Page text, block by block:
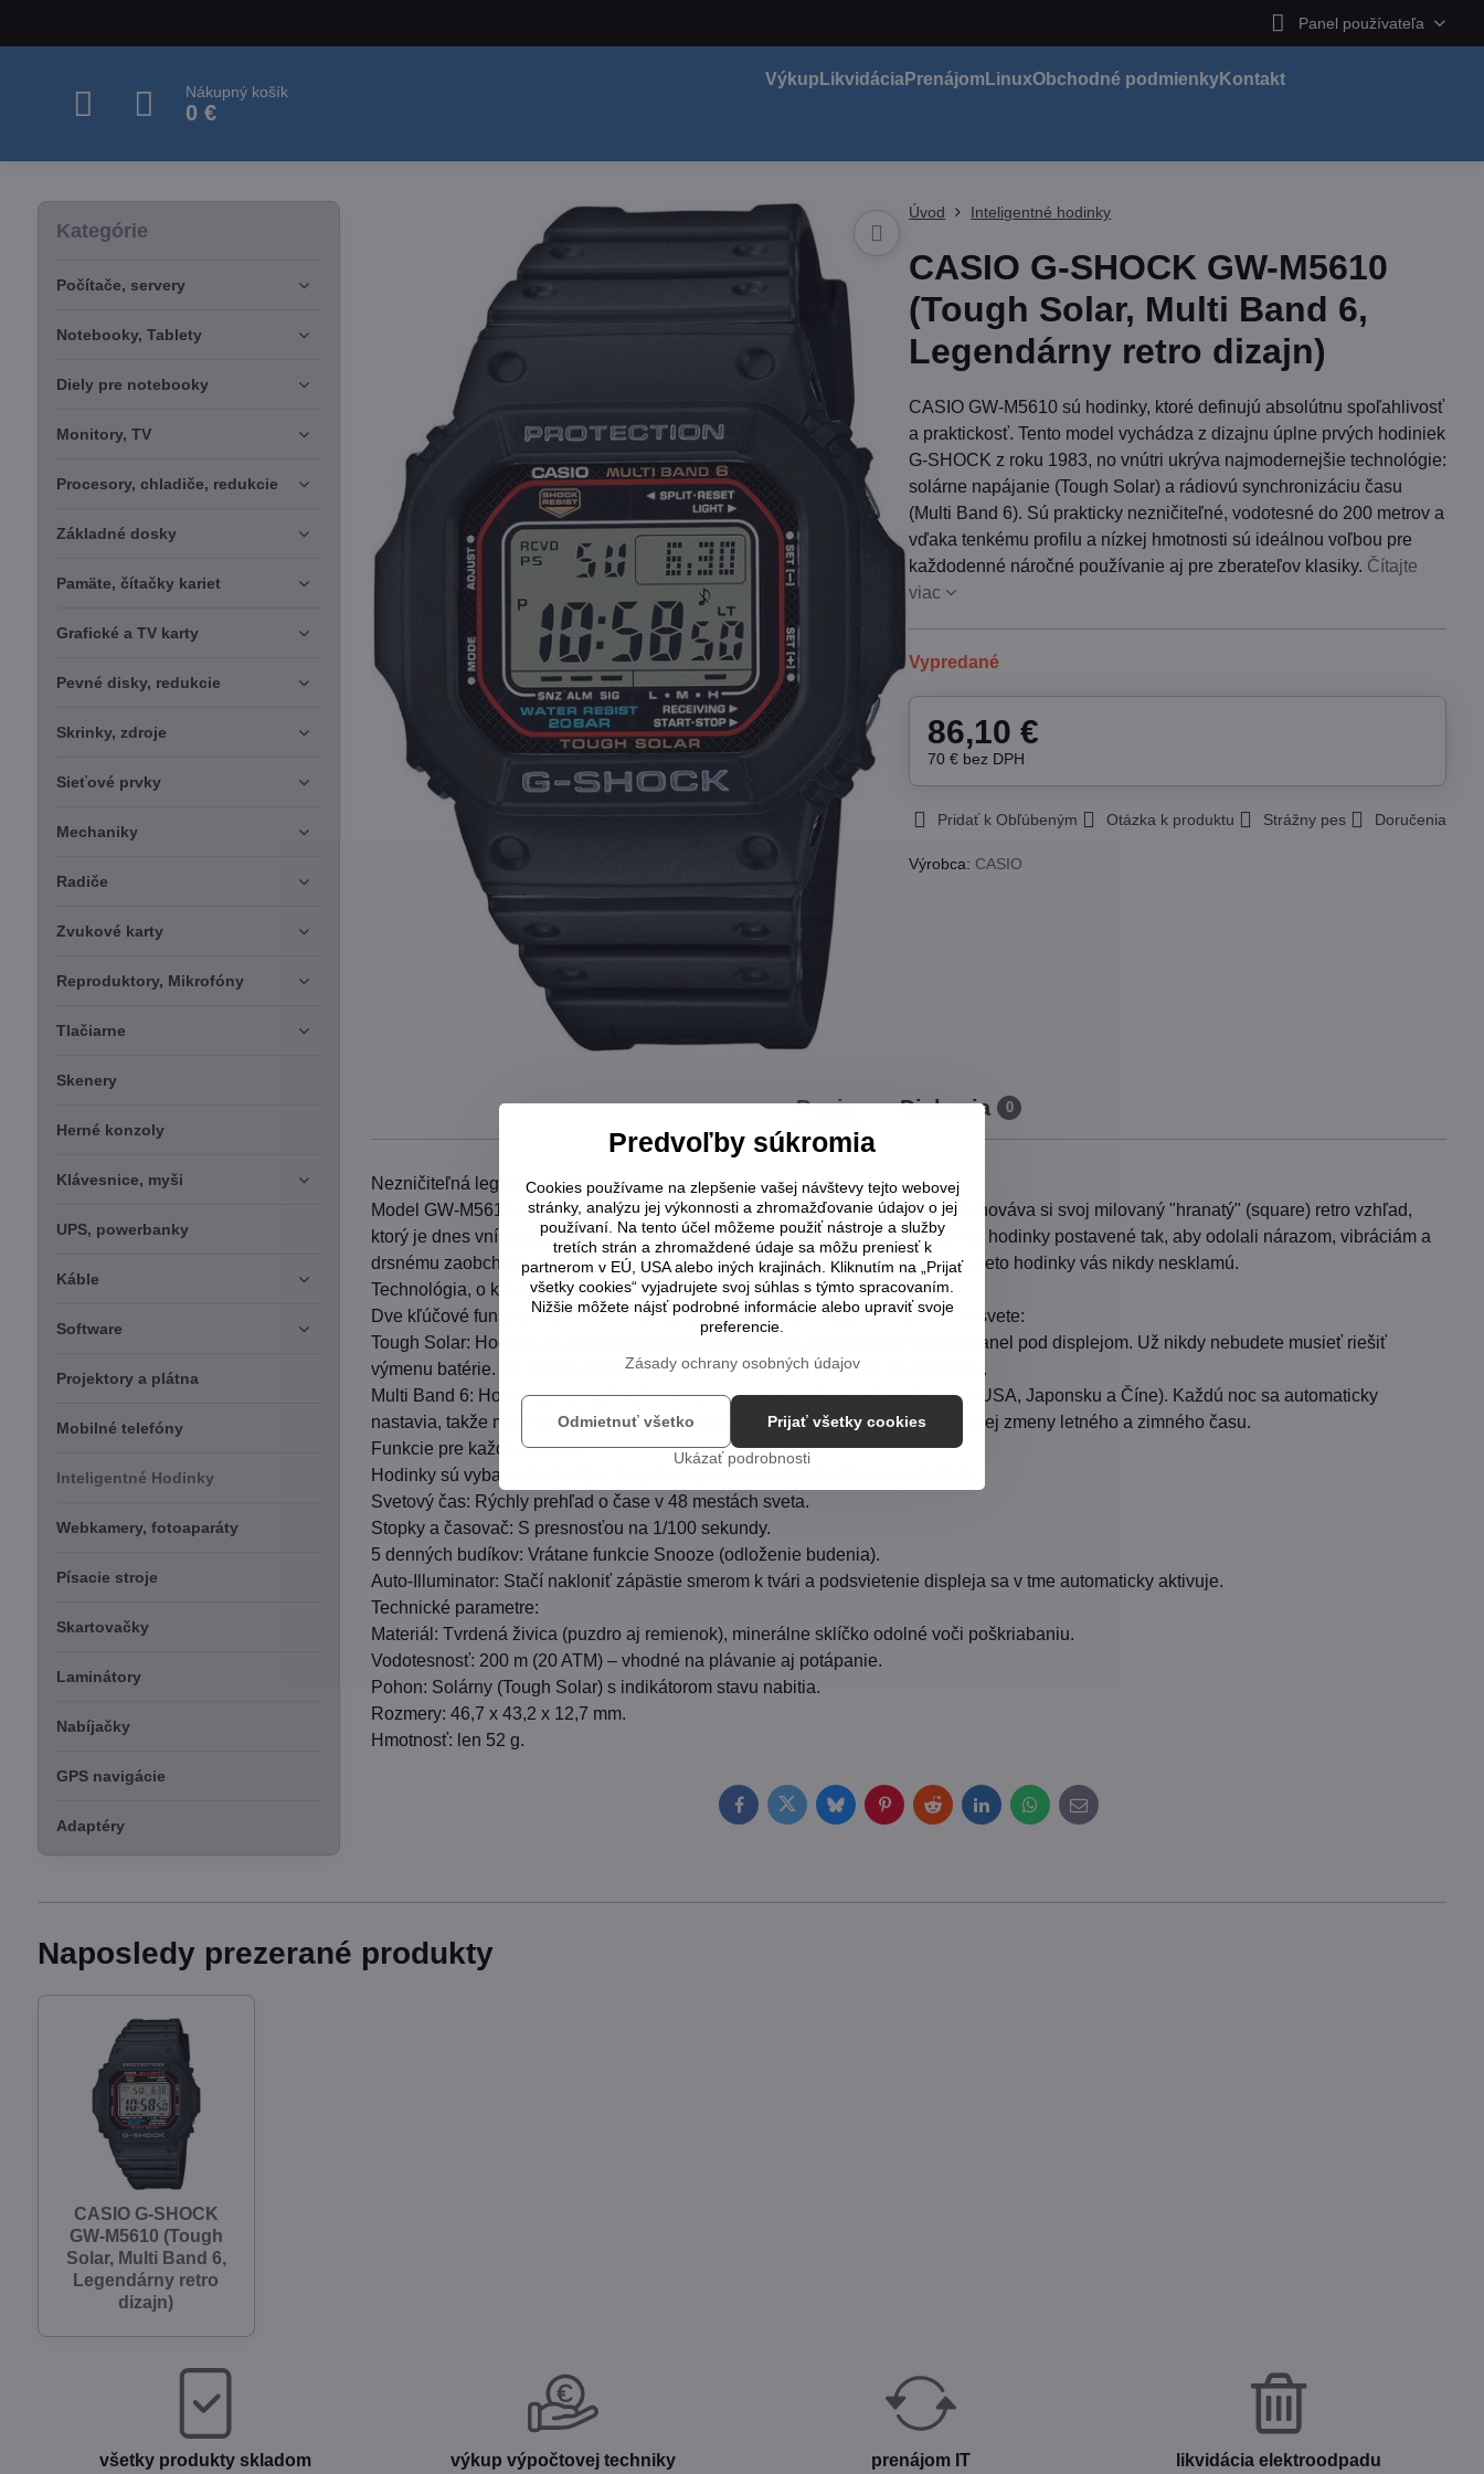
Panel používateľa
Nákupný košík
0 €
Výkup LikvidáciaPrenájom LinuxObchodné podmienkyKontakt
Úvod Inteligentné hodinky
CASIO G-SHOCK GW-M5610
(Tough Solar, Multi Band 6,
Legendárny retro dizajn)
CASIO GW-M5610 sú hodinky, ktoré definujú absolútnu spoľahlivosť
a praktickosť. Tento model vychádza z dizajnu úplne prvých hodiniek
G-SHOCK z roku 1983, no vnútri ukrýva najmodernejšie technológie:
solárne napájanie (Tough Solar) a rádiovú synchronizáciu času
(Multi Band 6). Sú prakticky nezničiteľné, vodotesné do 200 metrov a
vďaka tenkému profilu a nízkej hmotnosti sú ideálnou voľbou pre
každodenné náročné používanie aj pre zberateľov klasiky. Čítajte
viac
Vypredané
86,10 €
70 € bez DPH
Pridať k Obľúbeným Otázka k produktu Strážny pes Doručenia
Výrobca: CASIO
Popis Diskusia 0
Nezničiteľná legenda v modernom prevedení
Model GW-M5610 je priamym nástupcom ikonického modelu DW-5000C. Zachováva si svoj milovaný "hranatý" (square) retro vzhľad,
ktorý je dnes vnímaný ako nadčasová klasika. Ako súčasť rodiny G-SHOCK sú hodinky postavené tak, aby odolali nárazom, vibráciám a
drsnému zaobchádzaniu. Či už ste na stavbe, v posilňovni alebo v kancelárii, tieto hodinky vás nikdy nesklamú.
Technológia, o ktorú sa netreba starať
Dve kľúčové funkcie robia z GW-M5610 jedny z najpraktickejších hodiniek na svete:
Tough Solar: Hodinky sa dobíjajú svetlom (slnečným aj umelým) cez solárny panel pod displejom. Už nikdy nebudete musieť riešiť
výmenu batérie. Pri plnom nabití vydržia v úplnej tme fungovať až 10 mesiacov.
Multi Band 6: Hodinky prijímajú rádiové signály z atómových hodín (v Európe, USA, Japonsku a Číne). Každú noc sa automaticky
nastavia, takže máte na zápästí vždy absolútne presný čas, vrátane automatickej zmeny letného a zimného času.
Funkcie pre každú situáciu
Hodinky sú vybavené všetkým, čo potrebujete pre prehľad o čase a aktivitách:
Svetový čas: Rýchly prehľad o čase v 48 mestách sveta.
Stopky a časovač: S presnosťou na 1/100 sekundy.
5 denných budíkov: Vrátane funkcie Snooze (odloženie budenia).
Auto-Illuminator: Stačí nakloniť zápästie smerom k tvári a podsvietenie displeja sa v tme automaticky aktivuje.
Technické parametre:
Materiál: Tvrdená živica (puzdro aj remienok), minerálne sklíčko odolné voči poškriabaniu.
Vodotesnosť: 200 m (20 ATM) – vhodné na plávanie aj potápanie.
Pohon: Solárny (Tough Solar) s indikátorom stavu nabitia.
Rozmery: 46,7 x 43,2 x 12,7 mm.
Hmotnosť: len 52 g.
FacebookTwitterBlueskyPinterestRedditLinkedInWhatsApp
E-
mail
Kategórie
Počítače, servery
Notebooky, Tablety
Diely pre notebooky
Monitory, TV
Procesory, chladiče, redukcie
Základné dosky
Pamäte, čítačky kariet
Grafické a TV karty
Pevné disky, redukcie
Skrinky, zdroje
Sieťové prvky
Mechaniky
Radiče
Zvukové karty
Reproduktory, Mikrofóny
Tlačiarne
Skenery
Herné konzoly
Klávesnice, myši
UPS, powerbanky
Káble
Software
Projektory a plátna
Mobilné telefóny
Inteligentné Hodinky
Webkamery, fotoaparáty
Písacie stroje
Skartovačky
Laminátory
Nabíjačky
GPS navigácie
Adaptéry
Naposledy prezerané produkty
CASIO G-SHOCK
GW-M5610 (Tough
Solar, Multi Band 6,
Legendárny retro
dizajn)
všetky produkty skladom výkup výpočtovej techniky prenájom IT likvidácia elektroodpadu
Predvoľby súkromia
Cookies používame na zlepšenie vašej návštevy tejto webovej
stránky, analýzu jej výkonnosti a zhromažďovanie údajov o jej
používaní. Na tento účel môžeme použiť nástroje a služby
tretích strán a zhromaždené údaje sa môžu preniesť k
partnerom v EÚ, USA alebo iných krajinách. Kliknutím na „Prijať
všetky cookies“ vyjadrujete svoj súhlas s týmto spracovaním.
Nižšie môžete nájsť podrobné informácie alebo upraviť svoje
preferencie.
Zásady ochrany osobných údajov
Ukázať podrobnosti
Prijať všetky cookies
Odmietnuť všetko